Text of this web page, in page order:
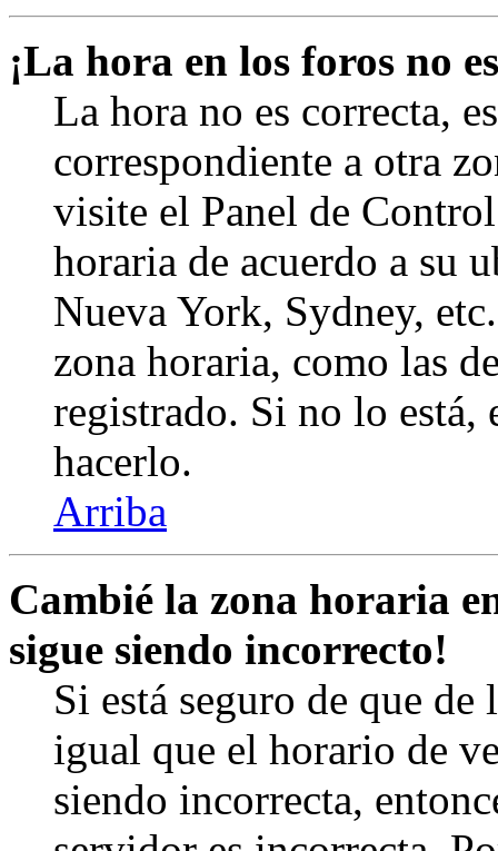
¡La hora en los foros no
La hora no es correcta,
correspondiente a otra
visite el Panel de
horaria de acuerdo a su
Nueva York, Sydney,
zona horaria, como las
registrado. Si no lo está,
hacerlo.
Arriba
Cambié la zona horaria
sigue siendo incorrecto!
Si está seguro de que
igual que el horario de
siendo incorrecta,